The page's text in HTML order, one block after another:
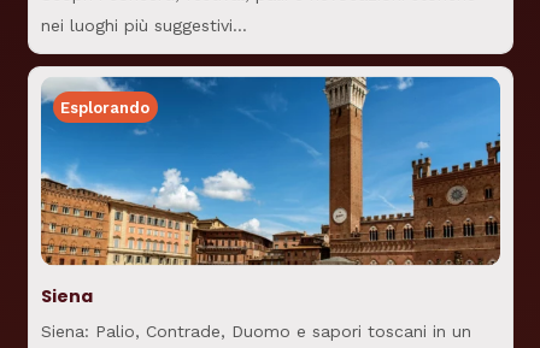
nei luoghi più suggestivi…
Esplorando
Siena
Siena: Palio, Contrade, Duomo e sapori toscani in un